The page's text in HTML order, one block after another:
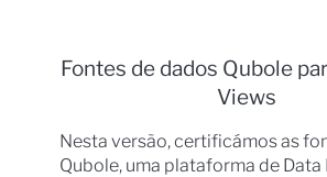
Fontes de dados Qubole
Views
Nesta versão, certificámos as
Qubole, uma plataforma de Data